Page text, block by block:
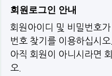
회원로그인 안내
회원아이디 및 비밀번호
번호 찾기를 이용하십시
아직 회원이 아니시라면
오.